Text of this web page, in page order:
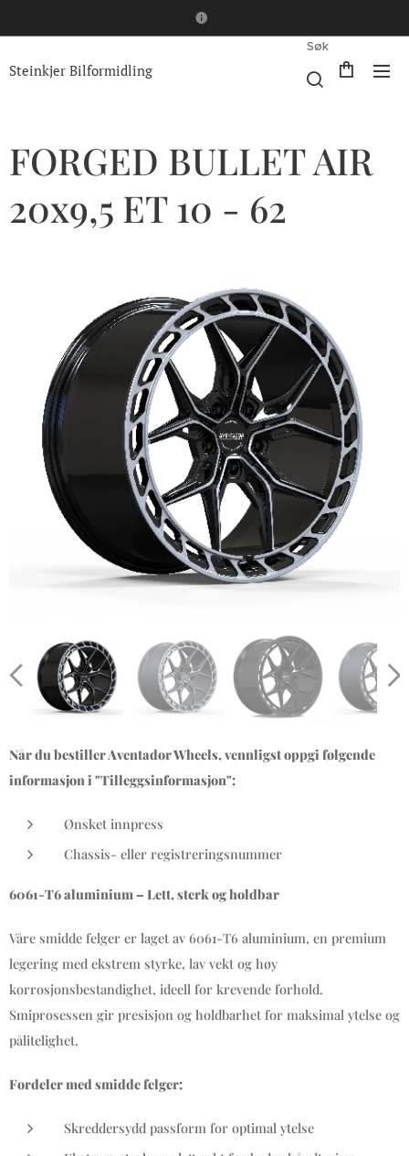
Steinkjer Bilformidling
Søk
FORGED BULLET AIR
20x9,5 ET 10 - 62
Når du bestiller Aventador Wheels, vennligst oppgi følgende
informasjon i "Tilleggsinformasjon":
Ønsket innpress
Chassis- eller registreringsnummer
6061-T6 aluminium – Lett, sterk og holdbar
Våre smidde felger er laget av 6061-T6 aluminium, en premium
legering med ekstrem styrke, lav vekt og høy
korrosjonsbestandighet, ideell for krevende forhold.
Smiprosessen gir presisjon og holdbarhet for maksimal ytelse og
pålitelighet.
Fordeler med smidde felger:
Skreddersydd passform for optimal ytelse